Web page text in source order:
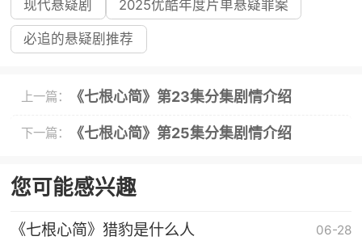
现代悬疑剧 2025优酷年度片单悬疑罪案
必追的悬疑剧推荐
上一篇： 《七根心简》第23集分集剧情介绍
下一篇： 《七根心简》第25集分集剧情介绍
您可能感兴趣
《七根心简》猎豹是什么人 06-28